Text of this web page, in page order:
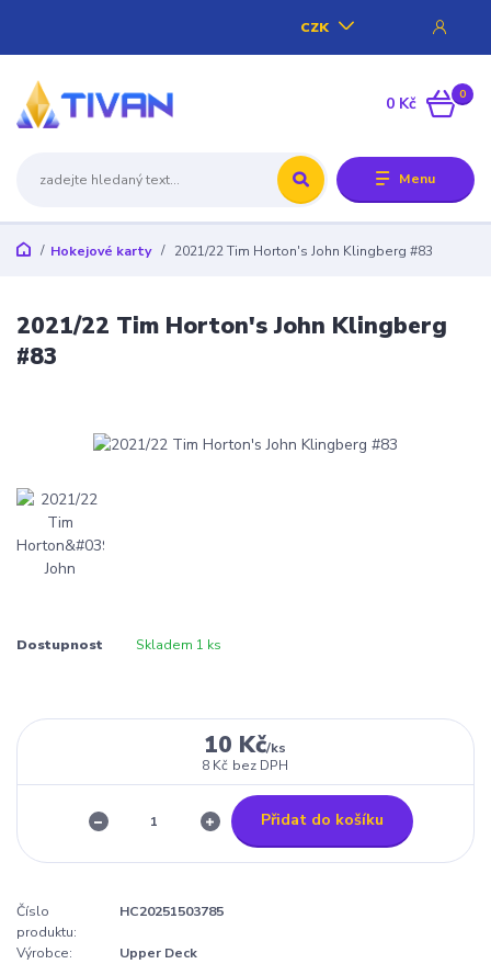
Menu
CZK
0
0 Kč
Hokejové karty 2021/22 Tim Horton's John Klingberg #83
2021/22 Tim Horton's John Klingberg
#83
Dostupnost Skladem 1 ks
10 Kč/ks
8 Kč bez DPH
Přidat do košíku
Číslo
produktu:
HC20251503785
Výrobce:
Upper Deck